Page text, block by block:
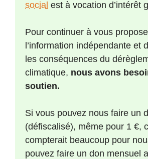
social est à vocation d’intérêt
Pour continuer à vous
l’information indépendante et
les conséquences du
climatique, nous avons
soutien.
Si vous pouvez nous faire un
(défiscalisé), même pour 1 €,
compterait beaucoup pour
pouvez faire un don mensuel